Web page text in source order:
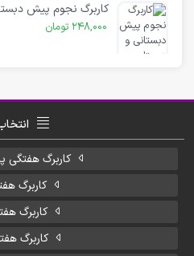
کاربرگ نجوم پیش
248,000 تومان
کاربرگ هفتگی
کاربرگ
کاربرگ
کاربرگ